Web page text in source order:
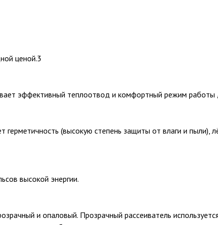
ценой.3
эффективный теплоотвод и комфортный режим работы
(высокую степень защиты от влаги и пыли),
высокой энергии.
и опаловый. Прозрачный рассеиватель